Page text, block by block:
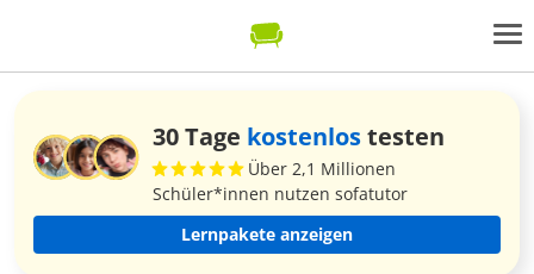
30 Tage kostenlostesten
Über 2,1 Millionen
Schüler*innen nutzen sofatutor
Lernpakete anzeigen